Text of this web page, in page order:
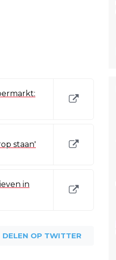
staan'
in
DELEN OP TWITTER